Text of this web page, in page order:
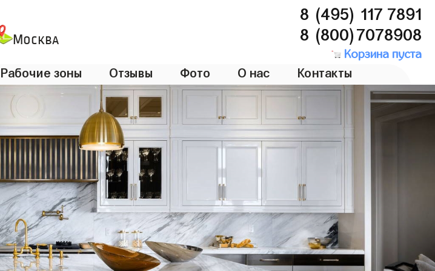
Москва
8 (495) 117 7891
8 (800)7078908
Корзина пуста
Рабочие зоны Отзывы Фото О нас Контакты